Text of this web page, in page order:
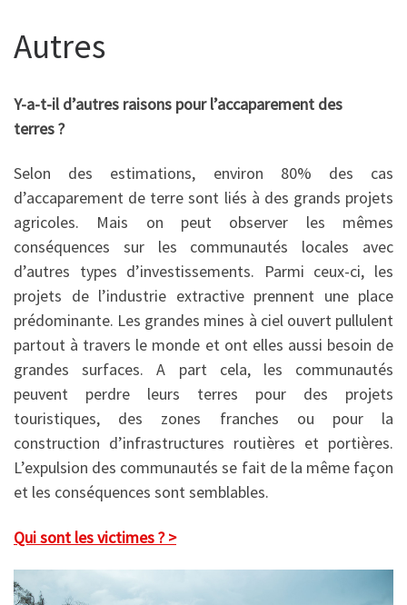
Autres
Y-a-t-il d’autres raisons pour l’accaparement des
terres ?
Selon des estimations, environ 80% des cas
d’accaparement de terre sont liés à des grands projets
agricoles. Mais on peut observer les mêmes
conséquences sur les communautés locales avec
d’autres types d’investissements. Parmi ceux-ci, les
projets de l’industrie extractive prennent une place
prédominante. Les grandes mines à ciel ouvert pullulent
partout à travers le monde et ont elles aussi besoin de
grandes surfaces. A part cela, les communautés
peuvent perdre leurs terres pour des projets
touristiques, des zones franches ou pour la
construction d’infrastructures routières et portières.
L’expulsion des communautés se fait de la même façon
et les conséquences sont semblables.
Qui sont les victimes ? >